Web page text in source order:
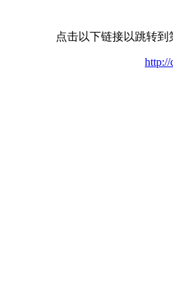
点击以下链接以跳转
http://